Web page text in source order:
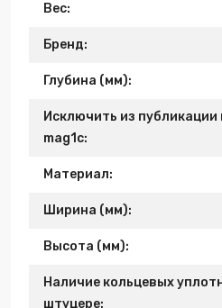
Вес:
Бренд:
Глубина (мм):
Исключить из
mag1c:
Материал:
Ширина (мм):
Высота (мм):
Наличие кольцевых
штуцере: